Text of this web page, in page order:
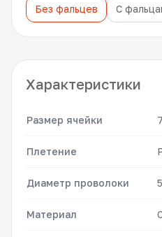
Без фальцев
С
Характеристики
Размер ячейки
Плетение
Диаметр проволоки
Материал